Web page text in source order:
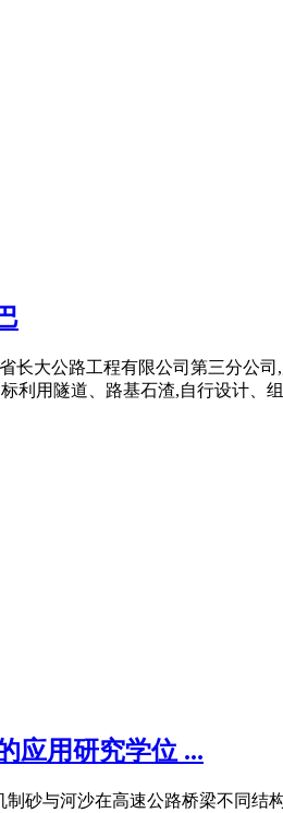
大公路工程有限公司第三分公
利用隧道、路基石渣,自行设计、
应用研究学位 ...
砂与河沙在高速公路桥梁不同